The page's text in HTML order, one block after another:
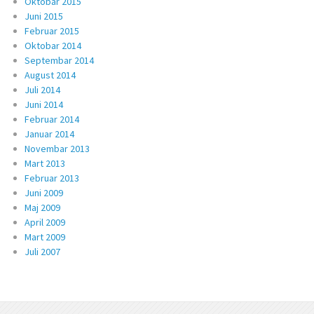
Juni 2015
Februar 2015
Oktobar 2014
Septembar 2014
August 2014
Juli 2014
Juni 2014
Februar 2014
Januar 2014
Novembar 2013
Mart 2013
Februar 2013
Juni 2009
Maj 2009
April 2009
Mart 2009
Juli 2007